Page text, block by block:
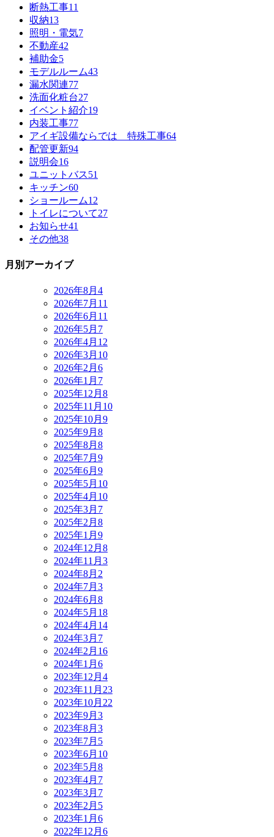
断熱工事11
収納13
照明・電気7
不動産42
補助金5
モデルルーム43
漏水関連77
洗面化粧台27
イベント紹介19
内装工事77
アイギ設備ならでは 特殊工事64
配管更新94
説明会16
ユニットバス51
キッチン60
ショールーム12
トイレについて27
お知らせ41
その他38
月別アーカイブ
2026年8月 4
2026年7月 11
2026年6月 11
2026年5月 7
2026年4月 12
2026年3月 10
2026年2月 6
2026年1月 7
2025年12月 8
2025年11月 10
2025年10月 9
2025年9月 8
2025年8月 8
2025年7月 9
2025年6月 9
2025年5月 10
2025年4月 10
2025年3月 7
2025年2月 8
2025年1月 9
2024年12月 8
2024年11月 3
2024年8月 2
2024年7月 3
2024年6月 8
2024年5月 18
2024年4月 14
2024年3月 7
2024年2月 16
2024年1月 6
2023年12月 4
2023年11月 23
2023年10月 22
2023年9月 3
2023年8月 3
2023年7月 5
2023年6月 10
2023年5月 8
2023年4月 7
2023年3月 7
2023年2月 5
2023年1月 6
2022年12月 6